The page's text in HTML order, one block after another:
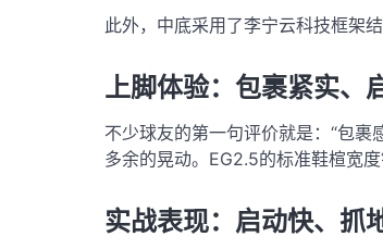
此外，中底采用了李宁云科技框架
上脚体验：包裹紧实、
不少球友的第一句评价就是：“包
多余的晃动。EG2.5的标准鞋楦宽
实战表现：启动快、抓